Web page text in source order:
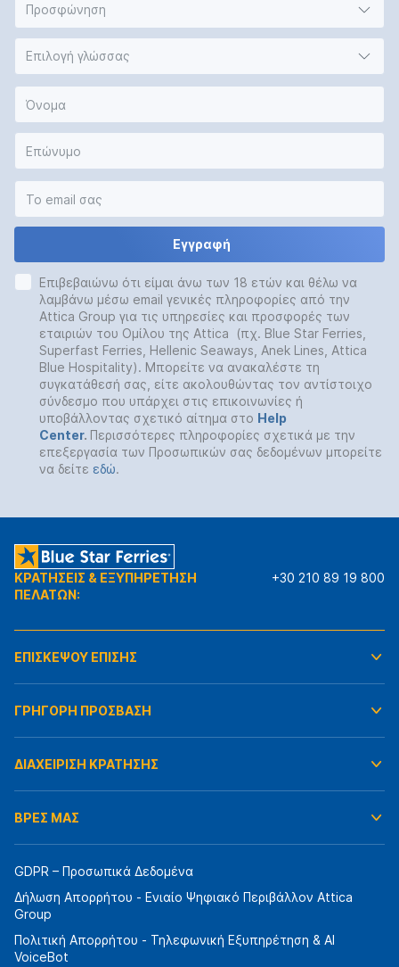
Προσφώνηση
Επιλογή γλώσσας
Εγγραφή
Επιβεβαιώνω ότι είμαι άνω των 18 ετών και θέλω να
λαμβάνω μέσω email γενικές πληροφορίες από την
Attica Group για τις υπηρεσίες και προσφορές των
εταιριών του Ομίλου της Attica (πχ. Blue Star Ferries,
Superfast Ferries, Hellenic Seaways, Anek Lines, Attica
Blue Hospitality). Μπορείτε να ανακαλέστε τη
συγκατάθεσή σας, είτε ακολουθώντας τον αντίστοιχο
σύνδεσμο που υπάρχει στις επικοινωνίες ή
υποβάλλοντας σχετικό αίτημα στο Help
Center. Περισσότερες πληροφορίες σχετικά με την
επεξεργασία των Προσωπικών σας δεδομένων μπορείτε
να δείτε εδώ.
ΚΡΑΤΗΣΕΙΣ & ΕΞΥΠΗΡΕΤΗΣΗ
ΠΕΛΑΤΩΝ:
+30 210 89 19 800
ΕΠΙΣΚΕΨΟΥ ΕΠΙΣΗΣ
ΓΡΗΓΟΡΗ ΠΡΟΣΒΑΣΗ
ΔΙΑΧΕΙΡΙΣΗ ΚΡΑΤΗΣΗΣ
ΒΡΕΣ ΜΑΣ
GDPR – Προσωπικά Δεδομένα
Δήλωση Απορρήτου - Ενιαίο Ψηφιακό Περιβάλλον Attica
Group
Πολιτική Απορρήτου - Τηλεφωνική Εξυπηρέτηση & AI
VoiceBot